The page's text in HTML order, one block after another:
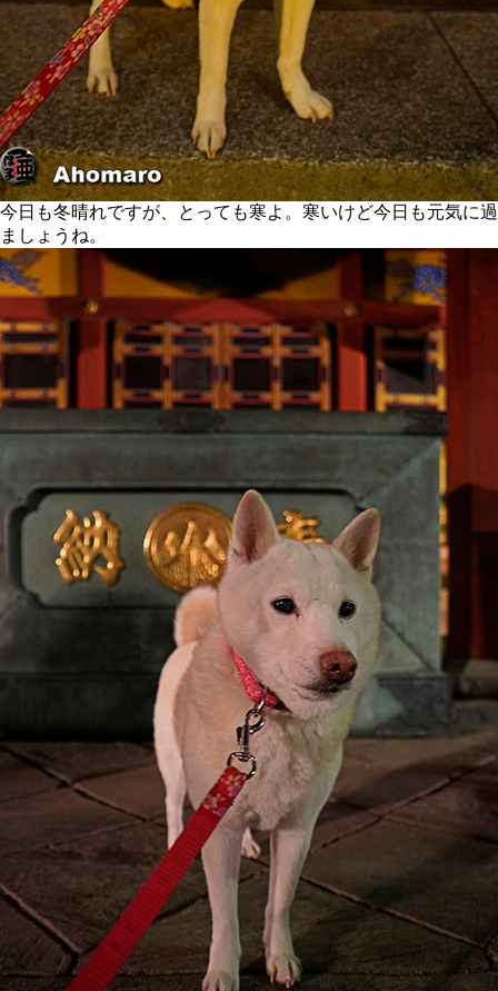
も冬晴れですが、とっても寒よ。寒いけど今日も元気に
しょうね。